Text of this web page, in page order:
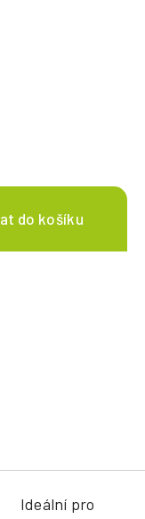
Ideální pro